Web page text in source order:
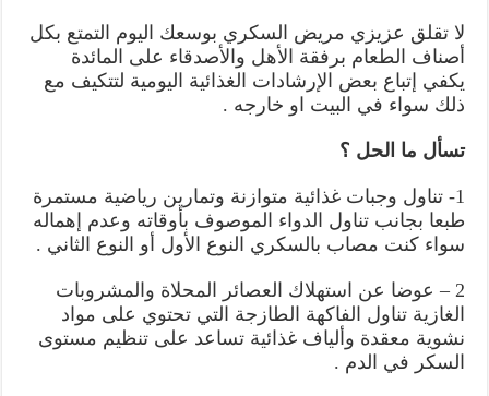
لا تقلق عزيزي مريض السكري بوسعك اليوم التمتع بكل
أصناف الطعام برفقة الأهل والأصدقاء على المائدة
يكفي إتباع بعض الإرشادات الغذائية اليومية لتتكيف مع
ذلك سواء في البيت او خارجه .
تسأل ما الحل ؟
1- تناول وجبات غذائية متوازنة وتمارين رياضية مستمرة
طبعا بجانب تناول الدواء الموصوف بأوقاته وعدم إهماله
سواء كنت مصاب بالسكري النوع الأول أو النوع الثاني .
2 – عوضا عن استهلاك العصائر المحلاة والمشروبات
الغازية تناول الفاكهة الطازجة التي تحتوي على مواد
نشوية معقدة وألياف غذائية تساعد على تنظيم مستوى
السكر في الدم .